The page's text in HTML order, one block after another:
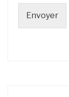
Envoyer